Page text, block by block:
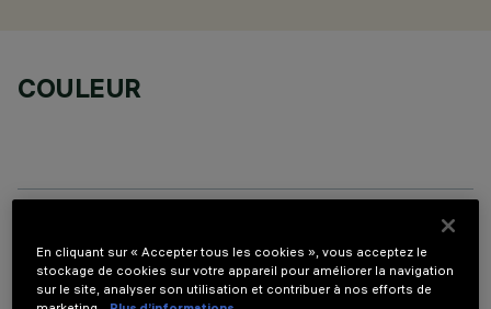
COULEUR
COMPOSANTS OPTIONNELS
En cliquant sur « Accepter tous les cookies », vous acceptez le
stockage de cookies sur votre appareil pour améliorer la navigation
sur le site, analyser son utilisation et contribuer à nos efforts de